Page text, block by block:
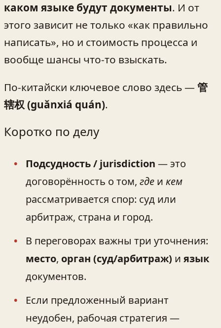
каком языке будут документы. И от
этого зависит не только «как правильно
написать», но и стоимость процесса и
вообще шансы что-то взыскать.
По-китайски ключевое слово здесь — 管
辖权 (guǎnxiá quán).
Коротко по делу
Подсудность / jurisdiction — это
договорённость о том, где и кем
рассматривается спор: суд или
арбитраж, страна и город.
В переговорах важны три уточнения:
место, орган (суд/арбитраж) и язык
документов.
Если предложенный вариант
неудобен, рабочая стратегия —